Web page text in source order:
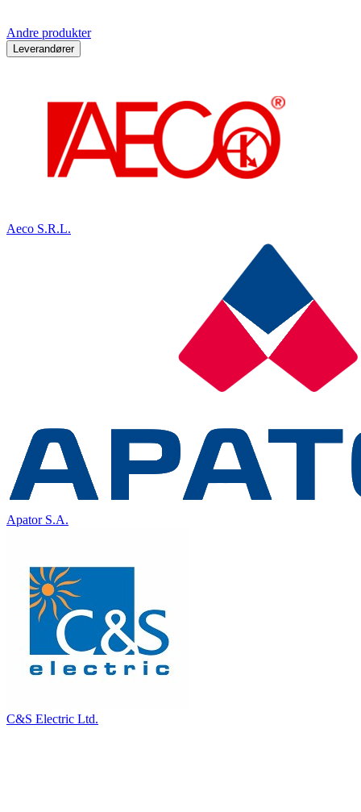
Andre produkter
Leverandører
Aeco S.R.L.
Apator S.A.
C&S Electric Ltd.